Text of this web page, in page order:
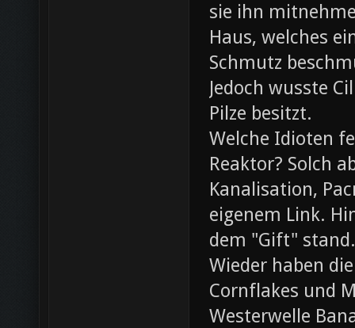
sie ihn
Haus, welches
Schmutz
Jedoch wusste
Pilze besitzt.
Welche Idioten
Reaktor? Solch
Kanalisation,
eigenem Link.
dem "Gift" stand.
Wieder haben
Cornflakes und
Westerwelle